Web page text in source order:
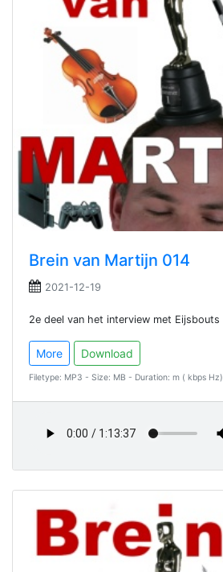
Brein van Martijn 014
2021-12-19
2e deel van het interview met Eijsbouts
More Download
Filetype: MP3 - Size: MB - Duration: m ( kbps Hz)